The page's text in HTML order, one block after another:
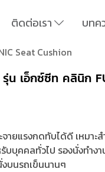
ติดต่อเรา บทค
Seat Cushion
น เอ็กซ์ซีท คลินิก
ายแรงกดทับได้ดี เหมาะ
บุคคลทั่วไป รองนั่งทำง
บนรถเข็นนานๆ